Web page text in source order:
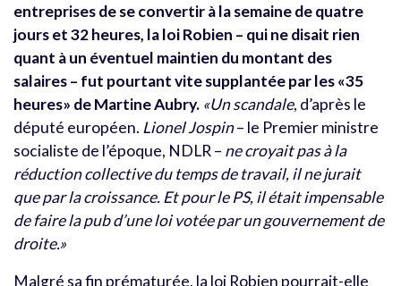
entreprises de se convertir à la semaine de quatre
jours et 32 heures, la loi Robien – qui ne disait rien
quant à un éventuel maintien du montant des
salaires – fut pourtant vite supplantée par les «35
heures» de Martine Aubry. «Un scandale, d’après le
député européen. Lionel Jospin– le Premier ministre
socialiste de l’époque, NDLR – ne croyait pas à la
réduction collective du temps de travail, il ne jurait
que par la croissance. Et pour le PS, il était impensable
de faire la pub d’une loi votée par un gouvernement de
droite.»
Malgré sa fin prématurée, la loi Robien pourrait-elle